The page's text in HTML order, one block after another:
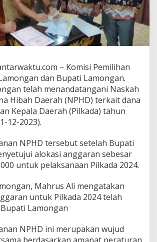
– Komisi Pemilihan
dan Bupati Lamongan.
telah menandatangani Naskah
Hibah Daerah (NPHD) terkait dana
Kepala Daerah (Pilkada) tahun
12-2023).
NPHD tersebut setelah Bupati
alokasi anggaran sebesar
untuk pelaksanaan Pilkada 2024.
Mahrus Ali mengatakan
untuk Pilkada 2024 telah
Lamongan
NPHD ini merupakan wujud